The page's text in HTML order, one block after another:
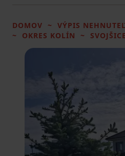
DOMOV VÝPIS
OKRES KOLÍN
SVOJŠICE